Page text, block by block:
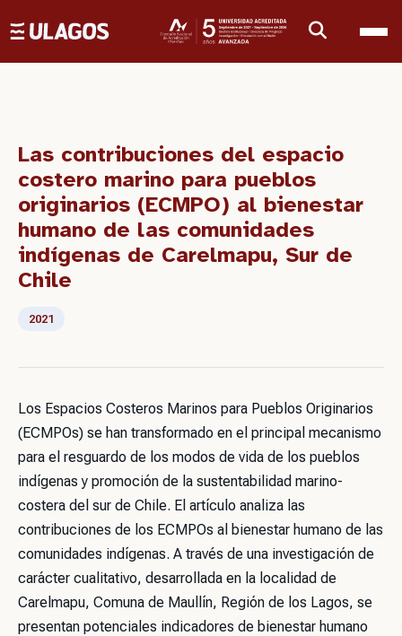
Ulagos Template
Las contribuciones del espacio
costero marino para pueblos
originarios (ECMPO) al bienestar
humano de las comunidades
indígenas de Carelmapu, Sur de
Chile
2021
Los Espacios Costeros Marinos para Pueblos Originarios
(ECMPOs) se han transformado en el principal mecanismo
para el resguardo de los modos de vida de los pueblos
indígenas y promoción de la sustentabilidad marino-
costera del sur de Chile. El artículo analiza las
contribuciones de los ECMPOs al bienestar humano de las
comunidades indígenas. A través de una investigación de
carácter cualitativo, desarrollada en la localidad de
Carelmapu, Comuna de Maullín, Región de los Lagos, se
presentan potenciales indicadores de bienestar humano